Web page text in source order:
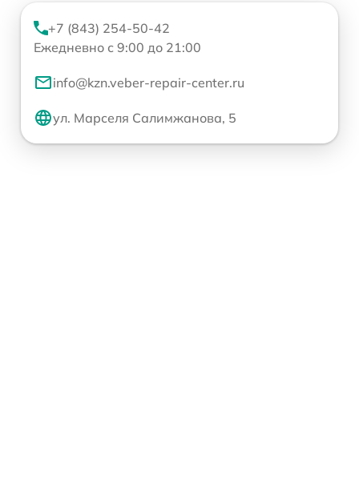
+7 (843) 254-50-42
Ежедневно с 9:00 до 21:00
info@kzn.veber-repair-center.ru
ул. Марселя Салимжанова, 5